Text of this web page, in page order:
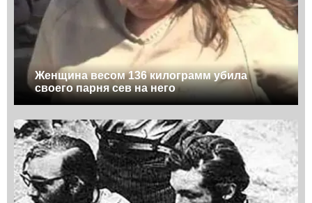
Женщина весом 136 килограмм убила
своего парня сев на него